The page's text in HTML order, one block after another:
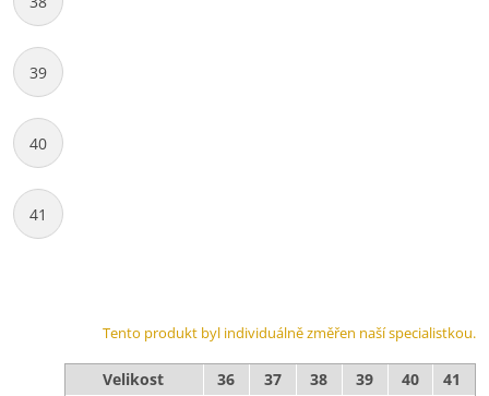
39
40
41
Tento produkt byl individuálně změřen naší specialistkou.
Velikost 36 37 38 39 40
41